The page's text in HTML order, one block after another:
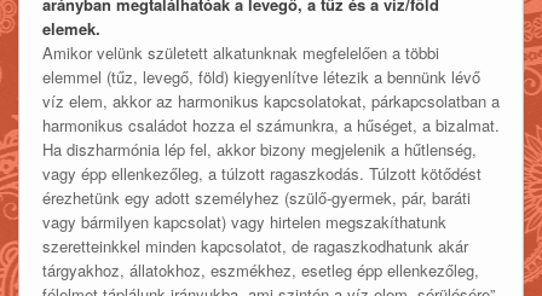
elemek.
Amikor velünk született alkatunknak megfelelően a többi
elemmel (tűz, levegő, föld) kiegyenlítve létezik a bennünk lévő
víz elem, akkor az harmonikus kapcsolatokat, párkapcsolatban a
harmonikus családot hozza el számunkra, a hűséget, a bizalmat.
Ha diszharmónia lép fel, akkor bizony megjelenik a hűtlenség,
vagy épp ellenkezőleg, a túlzott ragaszkodás. Túlzott kötődést
érezhetünk egy adott személyhez (szülő-gyermek, pár, baráti
vagy bármilyen kapcsolat) vagy hirtelen megszakíthatunk
szeretteinkkel minden kapcsolatot, de ragaszkodhatunk akár
tárgyakhoz, állatokhoz, eszmékhez, esetleg épp ellenkezőleg,